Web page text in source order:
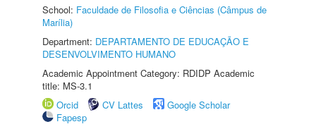
School: Faculdade de Filosofia e Ciências (Câmpus de
Marília)
Department: DEPARTAMENTO DE EDUCAÇÃO E
DESENVOLVIMENTO HUMANO
Academic Appointment Category: RDIDP Academic
title: MS-3.1
Orcid
CV Lattes
Google Scholar
Fapesp